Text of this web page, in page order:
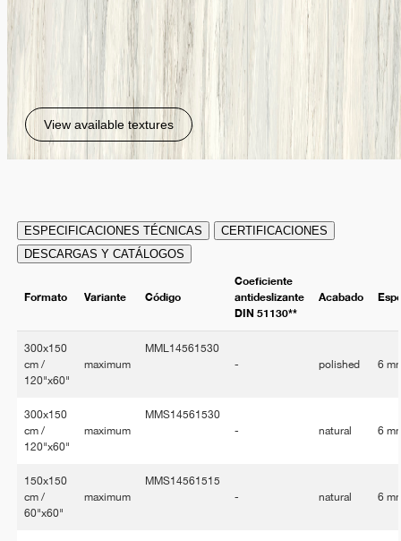
View available textures
ESPECIFICACIONES TÉCNICAS
CERTIFICACIONES
DESCARGAS Y CATÁLOGOS
Formato Variante Código
Coeficiente
antideslizante
DIN 51130**
Acabado
300x150
cm /
120"x60"
maximum
MML14561530
-
polished 6
300x150
cm /
120"x60"
maximum
MMS14561530
-
natural 6
150x150
cm /
60"x60"
maximum
MMS14561515
-
natural 6